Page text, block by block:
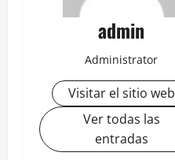
admin
Administrator
Visitar el sitio web
Ver todas las
entradas